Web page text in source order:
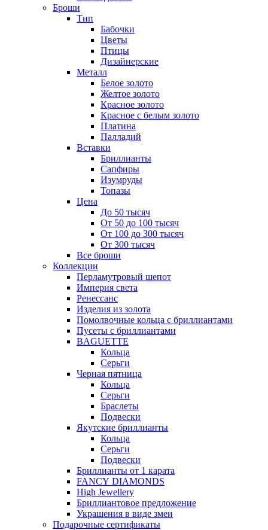
Броши
Тип
Бабочки
Цветы
Птицы
Дизайнерские
Металл
Белое золото
Желтое золото
Красное золото
Красное с белым золото
Платина
Палладий
Вставки
Бриллианты
Сапфиры
Изумруды
Топазы
Цена
До 50 тысяч
От 50 до 100 тысяч
От 100 до 300 тысяч
От 300 тысяч
Все броши
Коллекции
Перламутровый шепот
Империя света
Ренессанс
Изделия из золота
Помолвочные кольца с бриллиантами
Пусеты с бриллиантами
BAGUETTE
Кольца
Серьги
Черная пятница
Кольца
Серьги
Браслеты
Подвески
Якутские бриллианты
Кольца
Серьги
Подвески
Бриллианты от 1 карата
FANCY DIAMONDS
High Jewellery
Бриллиантовое предложение
Украшения в виде змеи
Подарочные сертификаты